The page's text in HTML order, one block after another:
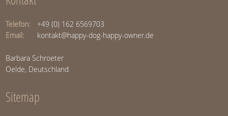
Telefon:
+49 (0) 162 6569703
Email:
kontakt@happy-dog-happy-owner.de
Barbara Schroeter
Oelde, Deutschland
Sitemap